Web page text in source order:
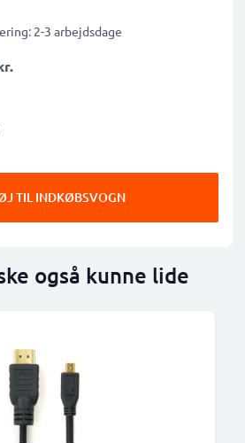
2-3 arbejdsdage
TIL INDKØBSVOGN
også kunne lide